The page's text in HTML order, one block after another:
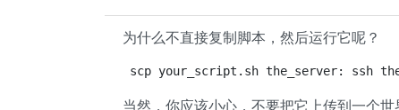
为什么不直接复制脚本，然后运行它呢？
scp your_script.sh the_server: ssh
当然，你应该小心，不要把它上传到一个